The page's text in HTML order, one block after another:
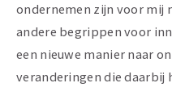
ondernemen zijn voor mij
andere begrippen voor
een nieuwe manier naar
veranderingen die daarbij